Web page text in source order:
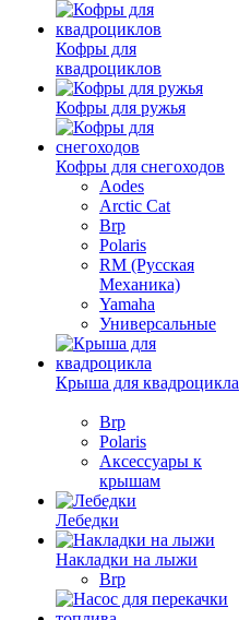
Кофры для
квадроциклов
Кофры для ружья
Кофры для снегоходов
Aodes
Arctic Cat
Brp
Polaris
RM (Русская
Механика)
Yamaha
Универсальные
Крыша для квадроцикла
Brp
Polaris
Аксессуары к
крышам
Лебедки
Накладки на лыжи
Brp